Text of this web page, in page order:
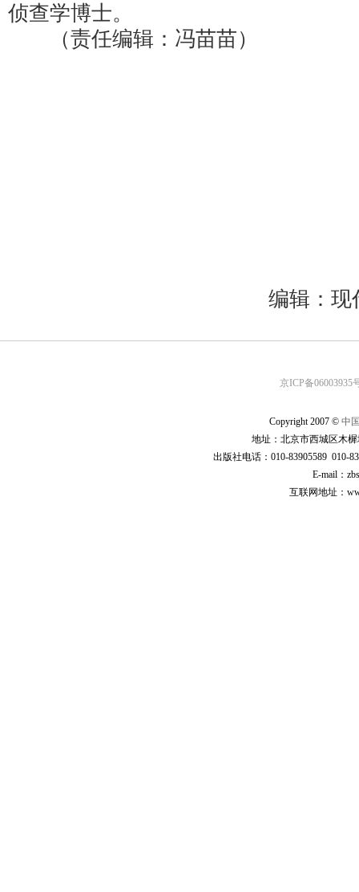
侦查学博士。
（责任编辑：冯苗苗）
编辑：
京ICP备06003935
Copyright 2007 © 中
地址：北京市西城区木
出版社电话：010-83905589 010-
E-mail：
互联网地址：